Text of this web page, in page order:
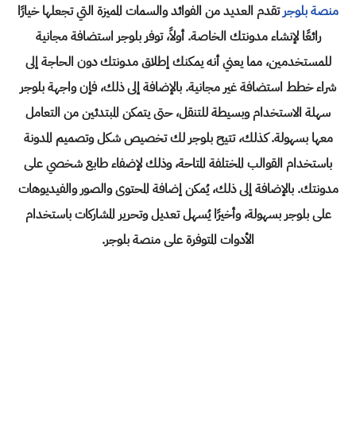
منصة بلوجرتقدم العديد من الفوائد والسمات المميزة التي تجعلها خيارًا
رائعًالإنشاء مدونتك الخاصة. أولاً، توفر بلوجر استضافة مجانية
للمستخدمين، مما يعني أنه يمكنك إطلاق مدونتك دون الحاجة إلى
شراء خطط استضافة غير مجانية. بالإضافة إلى ذلك، فإن واجهة بلوجر
سهلة الاستخدام وبسيطة للتنقل، حتى يتمكن المبتدئين من التعامل
معها بسهولة. كذلك، تتيح بلوجر لك تخصيص شكل وتصميم المدونة
باستخدام القوالب المختلفة المتاحة، وذلك لإضفاء طابع شخصي على
مدونتك. بالإضافة إلى ذلك، يُمكن إضافة المحتوى والصور والفيديوهات
على بلوجر بسهولة، وأخيرًا يُسهل تعديل وتحرير المشاركات باستخدام
الأدوات المتوفرة على منصة بلوجر.